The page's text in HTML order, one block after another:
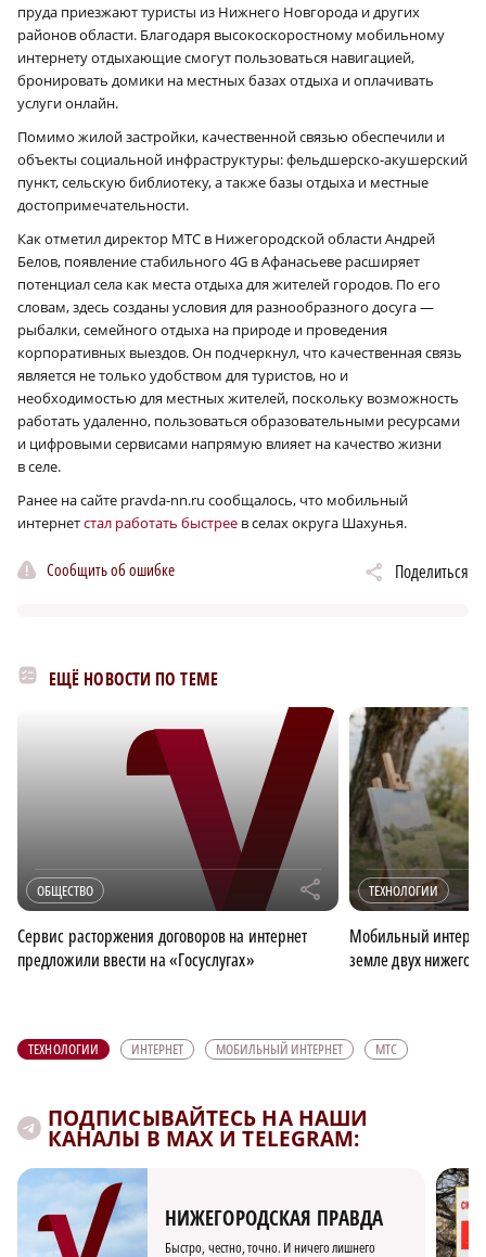
пруда приезжают туристы из Нижнего Новгорода и других
районов области. Благодаря высокоскоростному мобильному
интернету отдыхающие смогут пользоваться навигацией,
бронировать домики на местных базах отдыха и оплачивать
услуги онлайн.
Помимо жилой застройки, качественной связью обеспечили и
объекты социальной инфраструктуры: фельдшерско-акушерский
пункт, сельскую библиотеку, а также базы отдыха и местные
достопримечательности.
Как отметил директор МТС в Нижегородской области Андрей
Белов, появление стабильного 4G в Афанасьеве расширяет
потенциал села как места отдыха для жителей городов. По его
словам, здесь созданы условия для разнообразного досуга —
рыбалки, семейного отдыха на природе и проведения
корпоративных выездов. Он подчеркнул, что качественная связь
является не только удобством для туристов, но и
необходимостью для местных жителей, поскольку возможность
работать удаленно, пользоваться образовательными ресурсами
и цифровыми сервисами напрямую влияет на качество жизни
в селе.
Ранее на сайте pravda-nn.ru сообщалось, что мобильный
интернетстал работать быстрее в селах округа Шахунья.
Сообщить об ошибке Поделиться
ЕЩЁ НОВОСТИ ПО ТЕМЕ
ОБЩЕСТВО r
Сервис расторжения договоров на интернет
предложили ввести на «Госуслугах»
ТЕХНОЛОГИИ
Мобильный
земле двух
ТЕХНОЛОГИИ ИНТЕРНЕТ МОБИЛЬНЫЙ ИНТЕРНЕТ МТС
ПОДПИСЫВАЙТЕСЬ НА НАШИ
КАНАЛЫ В MAX И TELEGRAM:
НИЖЕГОРОДСКАЯ ПРАВДА
Быстро, честно, точно. И ничего лишнего